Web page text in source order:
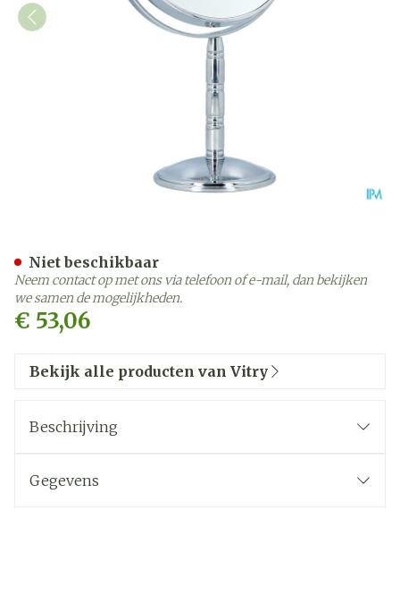
€ 53,06
Niet beschikbaar
Neem contact op met ons via telefoon of e-mail, dan bekijken
we samen de mogelijkheden.
Bekijk alle producten van Vitry
Beschrijving
Gegevens